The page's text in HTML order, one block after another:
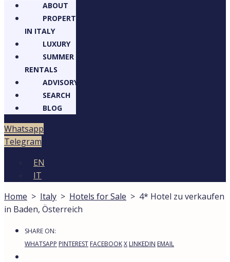
ABOUT
PROPERTIES
IN ITALY
LUXURY
SUMMER
RENTALS
ADVISORY
SEARCH
BLOG
Whatsapp
Telegram
EN
IT
Home > Italy > Hotels for Sale > 4* Hotel zu verkaufen
in Baden, Österreich
SHARE ON:
WHATSAPP PINTEREST FACEBOOKX LINKEDIN EMAIL